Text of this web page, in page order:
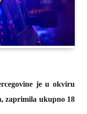
je u okviru
zaprimila ukupno 18